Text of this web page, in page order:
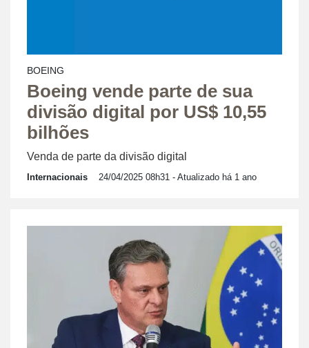
BOEING
Boeing vende parte de sua
divisão digital por US$ 10,55
bilhões
Venda de parte da divisão digital
Internacionais 24/04/2025 08h31 - Atualizado há 1 ano